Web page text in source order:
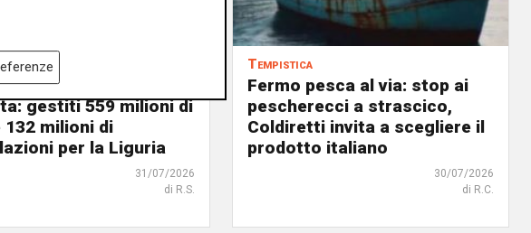
il 2025 in
gestiti 559 milioni di
132 milioni di
per la Liguria
31/07/2026
di R.S.
Tempistica
Fermo pesca al via: stop ai
pescherecci a strascico,
Coldiretti invita a scegliere il
prodotto italiano
30/07/2026
di R.C.